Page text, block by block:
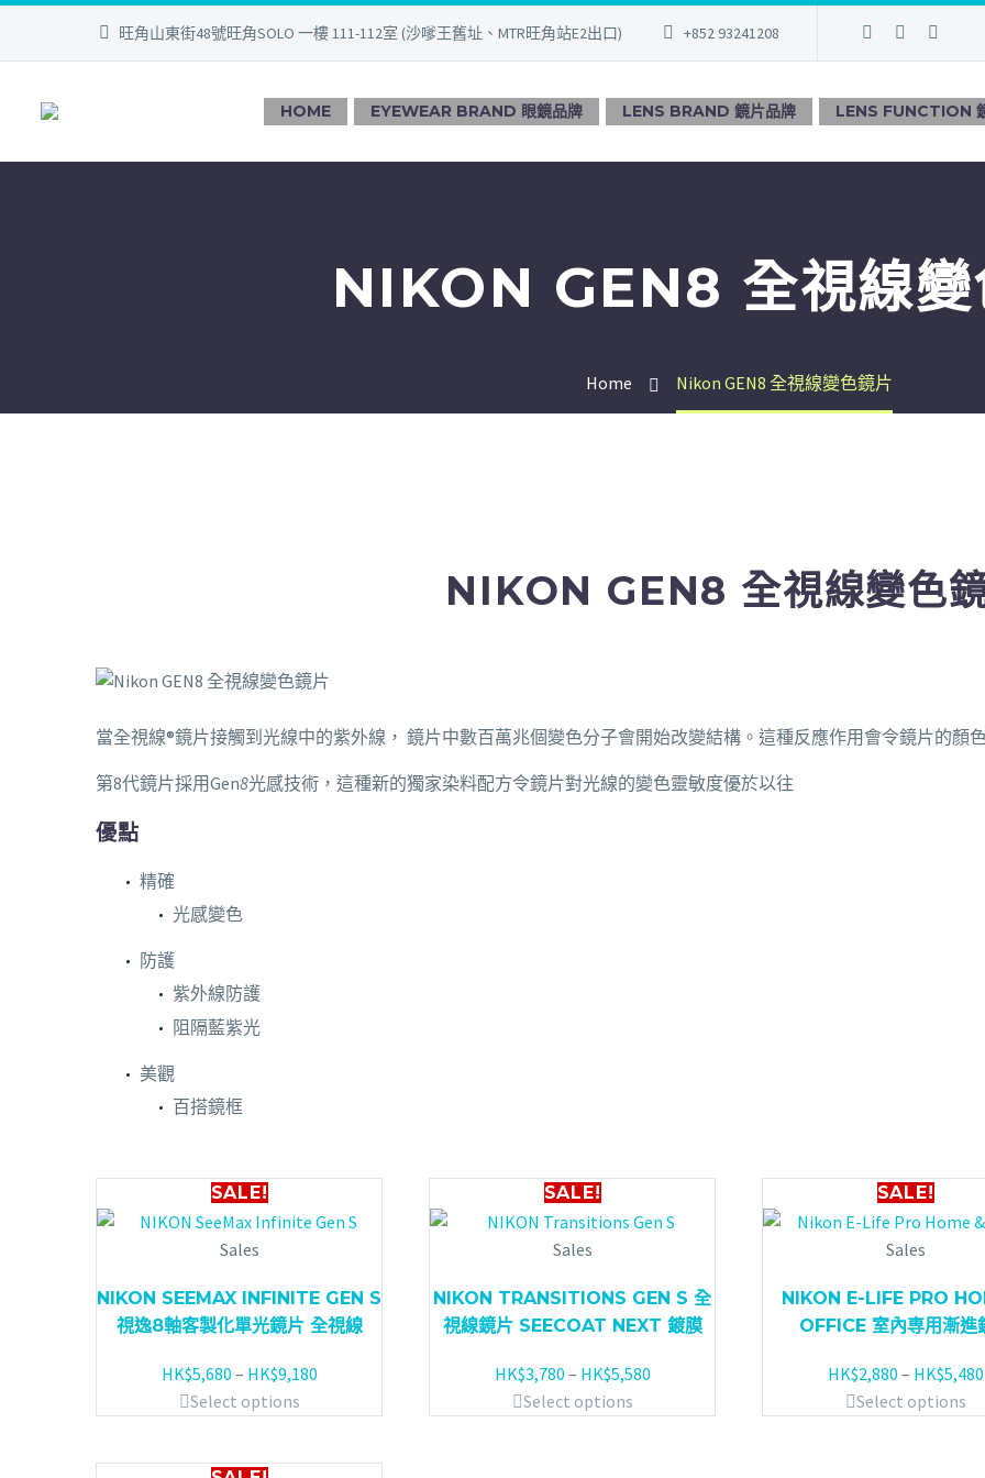
旺角山東街48號旺角SOLO 一樓 111-112室 (沙嗲王舊址、MTR旺角站E2出口) +852 93241208
HOME EYEWEAR BRAND 眼鏡品牌 LENS BRAND 鏡片品牌 LENS FUNCTION
NIKON GEN8 全視線變
Home Nikon GEN8 全視線變色鏡片
NIKON GEN8 全視線變色
當全視線®鏡片接觸到光線中的紫外線， 鏡片中數百萬兆個變色分子會開始改變結構。這種反應作用會令鏡片的顏
第8代鏡片採用Gen8光感技術，這種新的獨家染料配方令鏡片對光線的變色靈敏度優於以往
優點
精確
光感變色
防護
紫外線防護
阻隔藍紫光
美觀
百搭鏡框
SALE!
Sales
NIKON SEEMAX INFINITE GEN S
視逸8軸客製化單光鏡片 全視線
HK$5,680 – HK$9,180
Select options
SALE!
Sales
NIKON TRANSITIONS GEN S 全
視線鏡片 SEECOAT NEXT 鍍膜
HK$3,780 – HK$5,580
Select options
SALE!
Sales
NIKON E-LIFE PRO
OFFICE 室內専用漸進
HK$2,880 – HK$5,480
Select options